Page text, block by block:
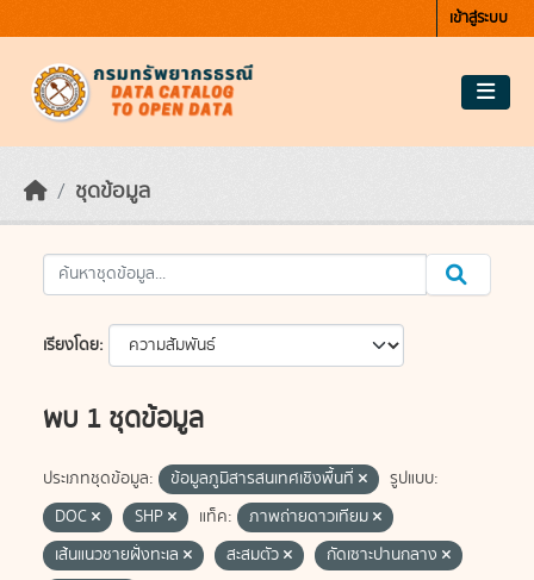
เข้าสู่ระบบ
ชุดข้อมูล
เรียงโดย
พบ 1 ชุดข้อมูล
ประเภทชุดข้อมูล: ข้อมูลภูมิสารสนเทศเชิงพื้นที่
รูปแบบ:
DOC
SHP แท็ค:
ภาพถ่ายดาวเทียม
เส้นแนวชายฝั่งทะเล
สะสมตัว
กัดเซาะปานกลาง